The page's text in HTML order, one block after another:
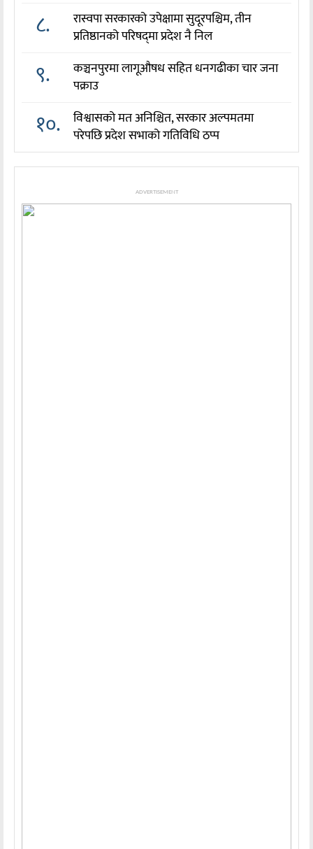
८.
रास्वपा सरकारको उपेक्षामा सुदूरपश्चिम, तीन
प्रतिष्ठानको परिषद्‌मा प्रदेश नै निल
९.
कञ्चनपुरमा लागूऔषध सहित धनगढीका चार जना
पक्राउ
१०.
विश्वासको मत अनिश्चित, सरकार अल्पमतमा
परेपछि प्रदेश सभाको गतिविधि ठप्प
ADVERTISEMENT